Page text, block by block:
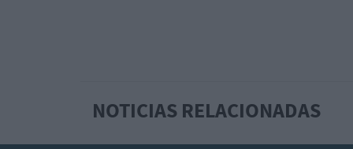
NOTICIAS RELACIONADAS